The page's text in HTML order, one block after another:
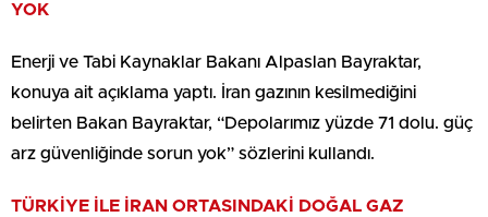
YOK
Enerji ve Tabi Kaynaklar Bakanı Alpaslan Bayraktar,
konuya ait açıklama yaptı. İran gazının kesilmediğini
belirten Bakan Bayraktar, “Depolarımız yüzde 71 dolu. güç
arz güvenliğinde sorun yok” sözlerini kullandı.
TÜRKİYE İLE İRAN ORTASINDAKİ DOĞAL GAZ